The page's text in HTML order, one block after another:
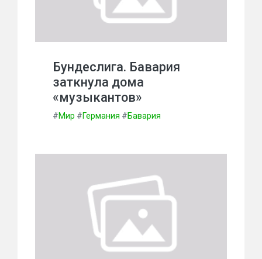
Бундеслига. Бавария
заткнула дома
«музыкантов»
#Мир #Германия #Бавария